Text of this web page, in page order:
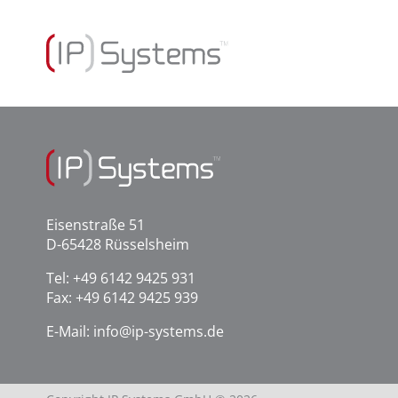
Eisenstraße 51
D-65428 Rüsselsheim
Tel: +49 6142 9425 931
Fax: +49 6142 9425 939
E-Mail: info@ip-systems.de